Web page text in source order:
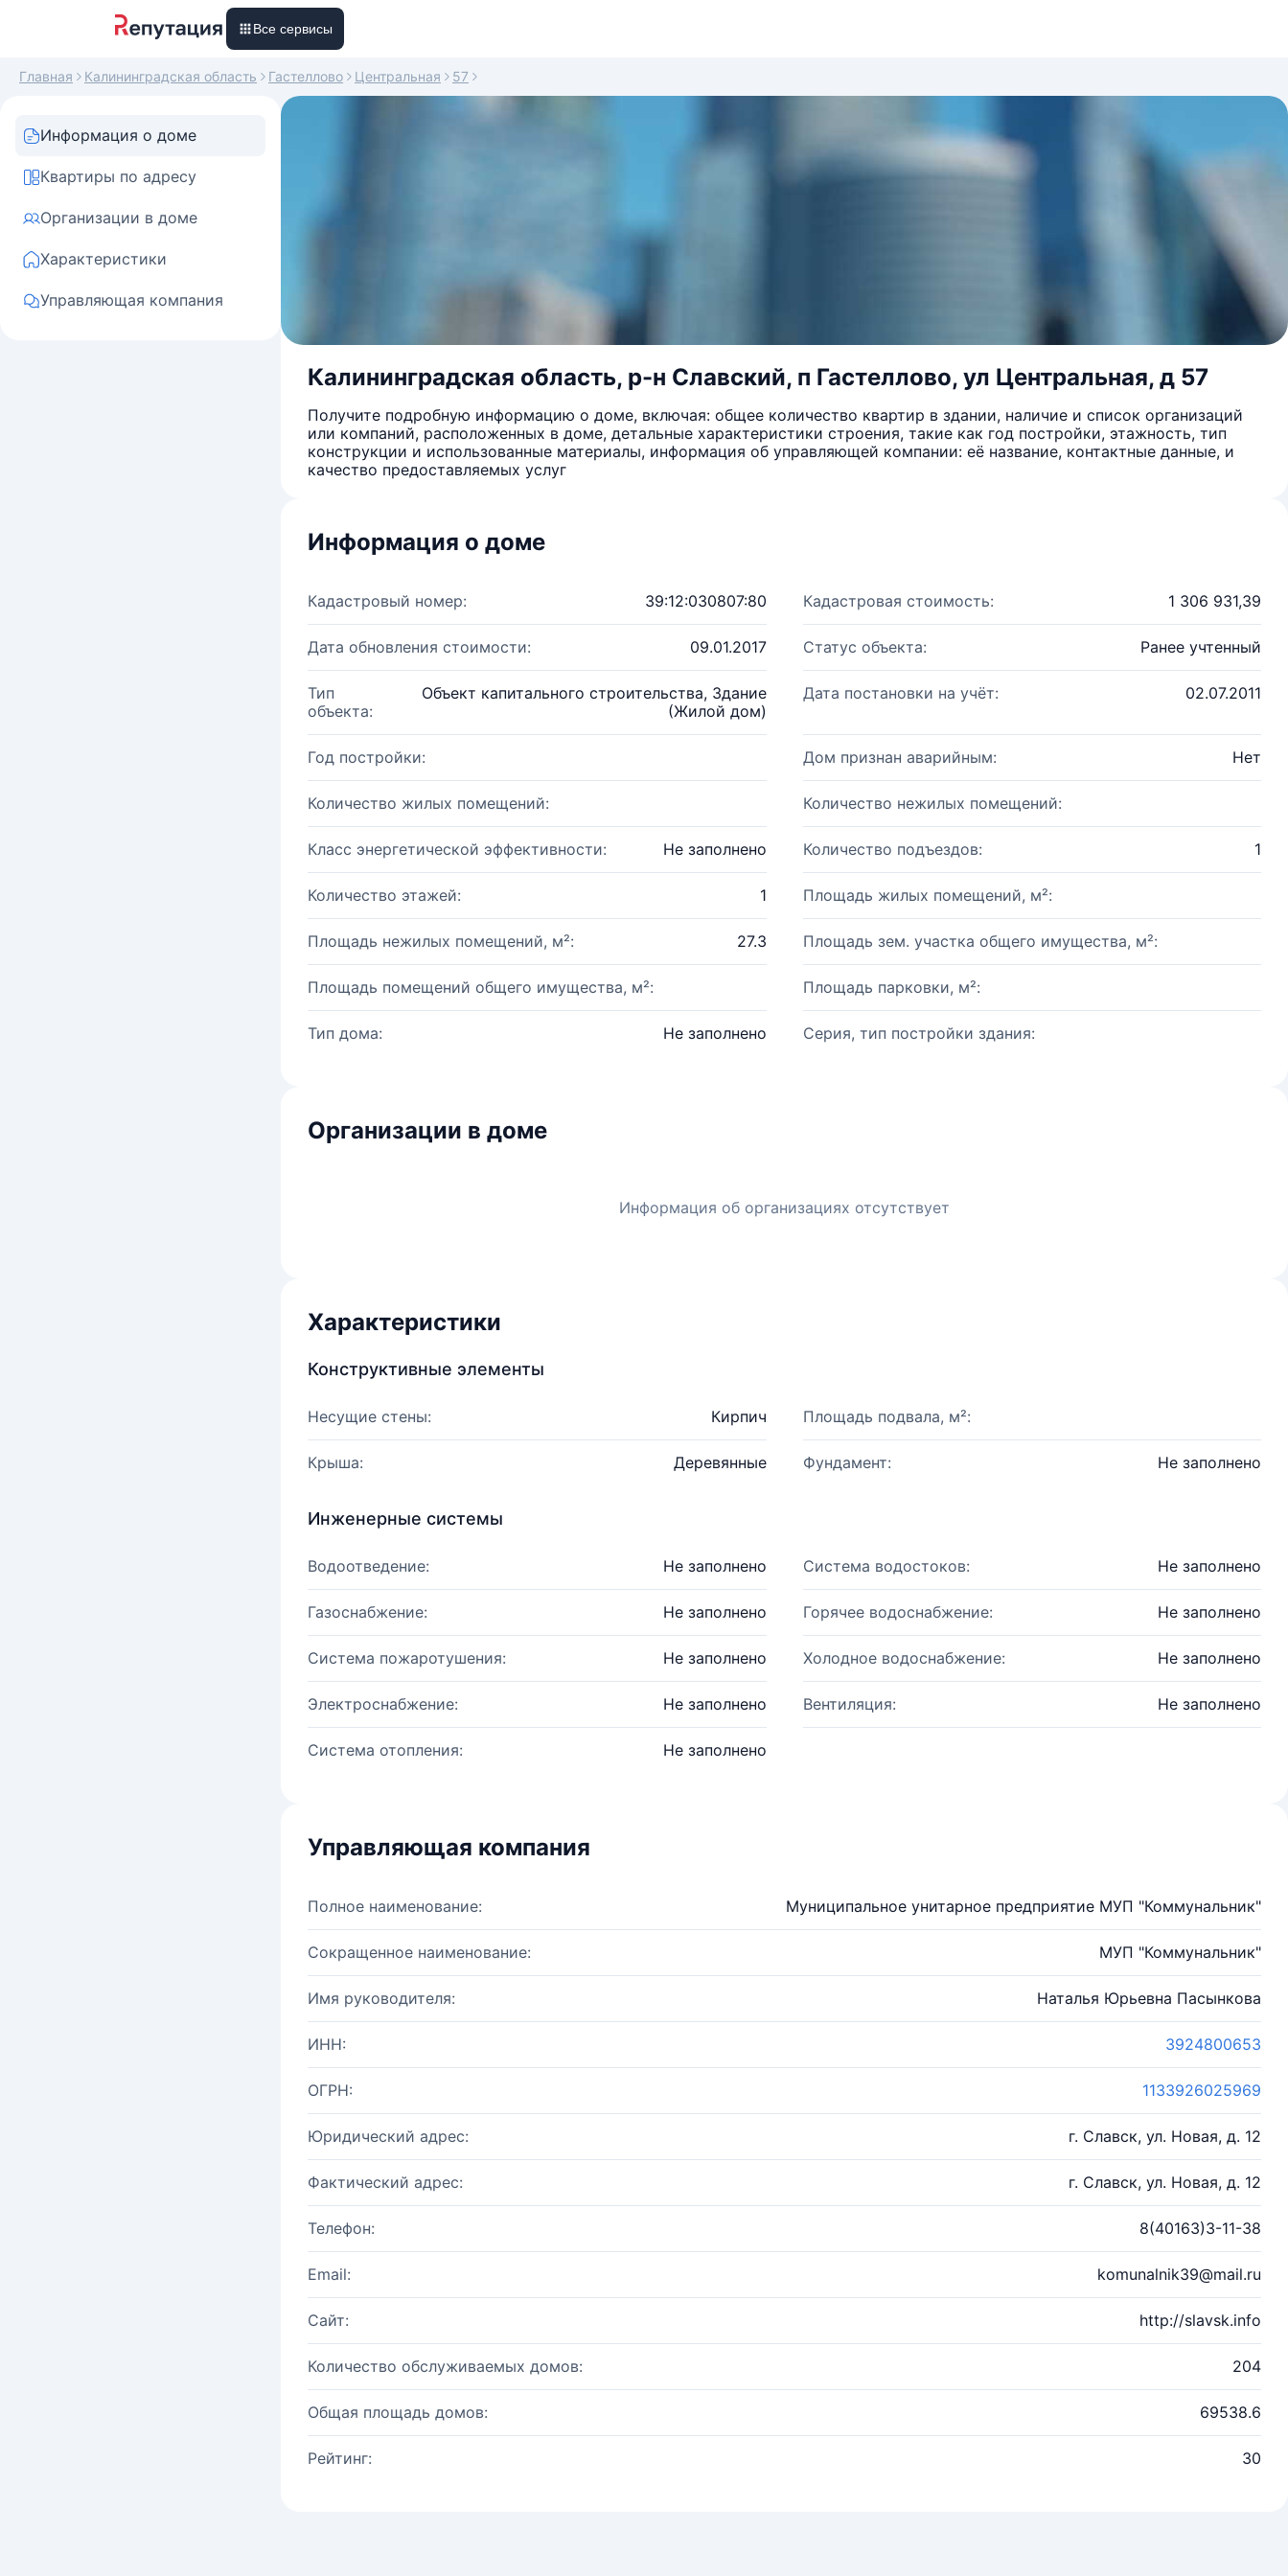
Все сервисы
Главная Калининградская область Гастеллово Центральная 57
Информация о доме
Квартиры по адресу
Организации в доме
Характеристики
Управляющая компания
Калининградская область, р-н Славский, п Гастеллово, ул Центральная, д 57
Получите подробную информацию о доме, включая: общее количество квартир в здании, наличие и список организаций
или компаний, расположенных в доме, детальные характеристики строения, такие как год постройки, этажность, тип
конструкции и использованные материалы, информация об управляющей компании: её название, контактные данные, и
качество предоставляемых услуг
Информация о доме
Кадастровый номер: 39:12:030807:80 Кадастровая стоимость: 1 306 931,39
Дата обновления стоимости: 09.01.2017 Статус объекта: Ранее учтенный
Тип
объекта:
Объект капитального строительства, Здание
(Жилой дом)
Дата постановки на учёт: 02.07.2011
Год постройки: Дом признан аварийным: Нет
Количество жилых помещений: Количество нежилых помещений:
Класс энергетической эффективности: Не заполнено Количество подъездов: 1
Количество этажей: 1 Площадь жилых помещений, м²:
Площадь нежилых помещений, м²: 27.3 Площадь зем. участка общего имущества, м²:
Площадь помещений общего имущества, м²: Площадь парковки, м²:
Тип дома: Не заполнено Серия, тип постройки здания:
Организации в доме
Информация об организациях отсутствует
Характеристики
Конструктивные элементы
Несущие стены: Кирпич Площадь подвала, м²:
Крыша: Деревянные Фундамент: Не заполнено
Инженерные системы
Водоотведение: Не заполнено Система водостоков: Не заполнено
Газоснабжение: Не заполнено Горячее водоснабжение: Не заполнено
Система пожаротушения: Не заполнено Холодное водоснабжение: Не заполнено
Электроснабжение: Не заполнено Вентиляция: Не заполнено
Система отопления: Не заполнено
Управляющая компания
Полное наименование: Муниципальное унитарное предприятие МУП "Коммунальник"
Сокращенное наименование: МУП "Коммунальник"
Имя руководителя: Наталья Юрьевна Пасынкова
ИНН: 3924800653
ОГРН: 1133926025969
Юридический адрес: г. Славск, ул. Новая, д. 12
Фактический адрес: г. Славск, ул. Новая, д. 12
Телефон: 8(40163)3-11-38
Email: komunalnik39@mail.ru
Сайт: http://slavsk.info
Количество обслуживаемых домов: 204
Общая площадь домов: 69538.6
Рейтинг: 30